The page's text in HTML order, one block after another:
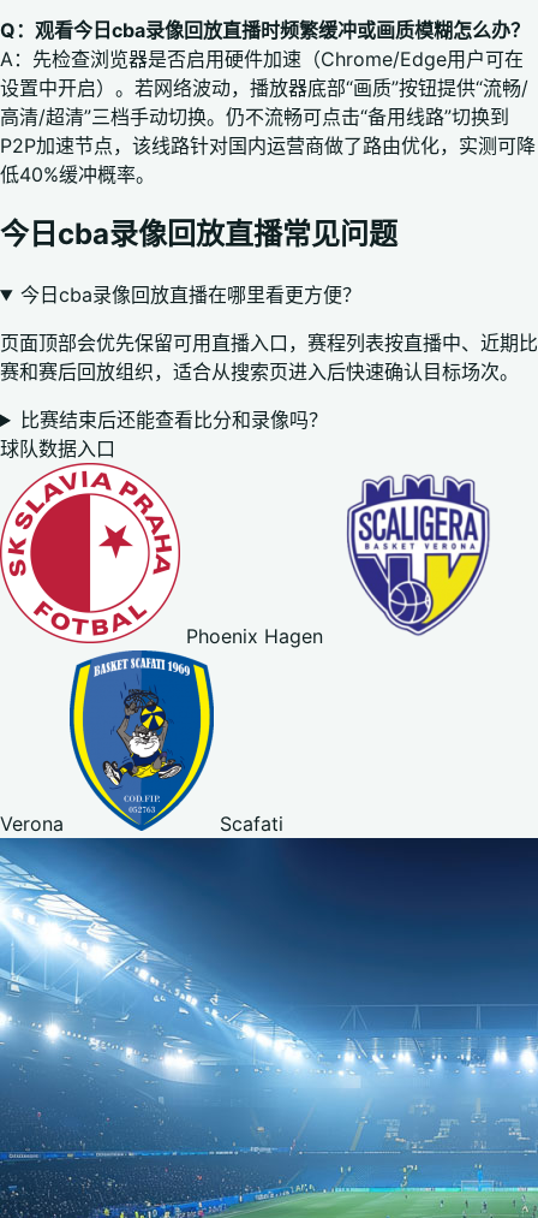
Q：观看今日cba录像回放直播时频繁缓冲或画质模糊怎么办？
A：先检查浏览器是否启用硬件加速（Chrome/Edge用户可在
设置中开启）。若网络波动，播放器底部“画质”按钮提供“流畅/
高清/超清”三档手动切换。仍不流畅可点击“备用线路”切换到
P2P加速节点，该线路针对国内运营商做了路由优化，实测可降
低40%缓冲概率。
今日cba录像回放直播常见问题
今日cba录像回放直播在哪里看更方便？
页面顶部会优先保留可用直播入口，赛程列表按直播中、近期比
赛和赛后回放组织，适合从搜索页进入后快速确认目标场次。
比赛结束后还能查看比分和录像吗？
球队数据入口
Phoenix Hagen
Verona Scafati